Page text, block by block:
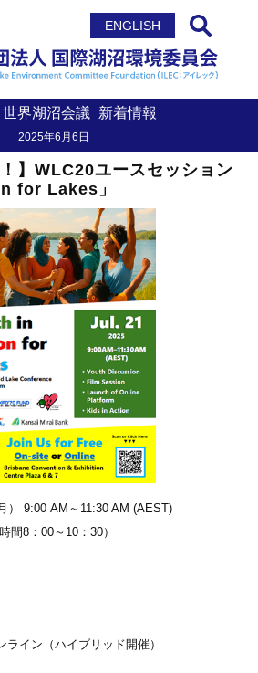
ENGLISH
サイト内検索
世界湖沼会議 新着情報
2025年6月6日
！】WLC20ユースセッション
for Lakes」
） 9:00 AM～11:30 AM (AEST)
間8：00～10：30）
イン（ハイブリッド開催）